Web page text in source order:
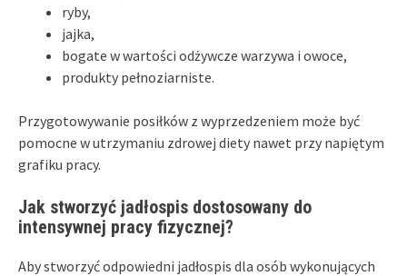
ryby,
jajka,
bogate w wartości odżywcze warzywa i owoce,
produkty pełnoziarniste.
Przygotowywanie posiłków z wyprzedzeniem może być
pomocne w utrzymaniu zdrowej diety nawet przy napiętym
grafiku pracy.
Jak stworzyć jadłospis dostosowany do
intensywnej pracy fizycznej?
Aby stworzyć odpowiedni jadłospis dla osób wykonujących